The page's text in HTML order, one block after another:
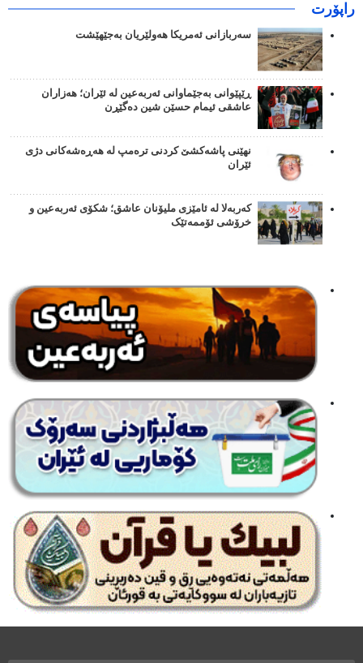
راپۆرت
سەربازانی ئەمریکا هەولێریان بەجێهێشت
ڕێپێوانی بەجێماوانی ئەربەعین لە ئێران؛ هەزاران
عاشقی ئیمام حسێن شین دەگێڕن
نهێنی پاشەکشێ کردنی ترەمپ لە هەڕەشەکانی دژی
ئێران
کەربەلا لە ئامێزی ملیۆنان عاشق؛ شکۆی ئەربەعین و
خرۆشی ئۆممەتێک